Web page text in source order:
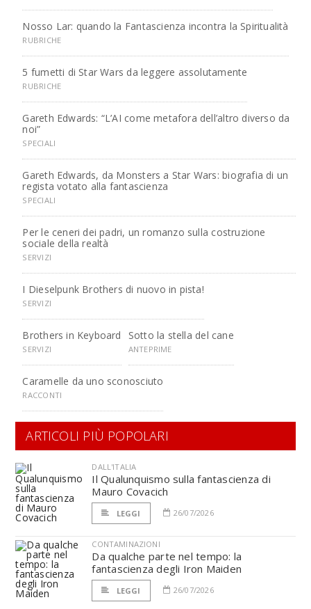
Nosso Lar: quando la Fantascienza incontra la Spiritualità
RUBRICHE
5 fumetti di Star Wars da leggere assolutamente
RUBRICHE
Gareth Edwards: “L’AI come metafora dell’altro diverso da
noi”
SPECIALI
Gareth Edwards, da Monsters a Star Wars: biografia di un
regista votato alla fantascienza
SPECIALI
Per le ceneri dei padri, un romanzo sulla costruzione
sociale della realtà
SERVIZI
I Dieselpunk Brothers di nuovo in pista!
SERVIZI
Brothers in Keyboard
SERVIZI
Sotto la stella del cane
ANTEPRIME
Caramelle da uno sconosciuto
RACCONTI
ARTICOLI PIÙ POPOLARI
DALL'ITALIA
Il Qualunquismo sulla fantascienza di
Mauro Covacich
LEGGI 26/07/2026
CONTAMINAZIONI
Da qualche parte nel tempo: la
fantascienza degli Iron Maiden
LEGGI 26/07/2026